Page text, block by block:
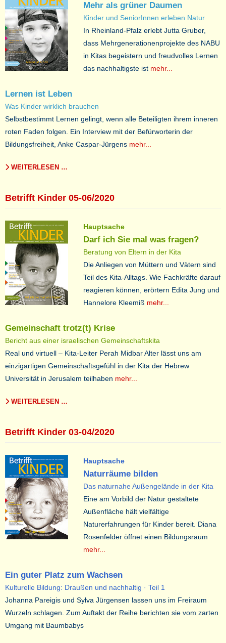
Mehr als grüner Daumen
Kinder und SeniorInnen erleben Natur
In Rheinland-Pfalz erlebt Jutta Gruber,
dass Mehrgenerationenprojekte des NABU
in Kitas begeistern und freudvolles Lernen
das nachhaltigste ist mehr...
Lernen ist Leben
Was Kinder wirklich brauchen
Selbstbestimmt Lernen gelingt, wenn alle Beteiligten ihrem inneren
roten Faden folgen. Ein Interview mit der Befürworterin der
Bildungsfreiheit, Anke Caspar-Jürgens mehr...
WEITERLESEN …
Betrifft Kinder 05-06/2020
Hauptsache
Darf ich Sie mal was fragen?
Beratung von Eltern in der Kita
Die Anliegen von Müttern und Vätern sind
Teil des Kita-Alltags. Wie Fachkräfte darauf
reagieren können, erörtern Edita Jung und
Hannelore Kleemiß mehr...
Gemeinschaft trotz(t) Krise
Bericht aus einer israelischen Gemeinschaftskita
Real und virtuell – Kita-Leiter Perah Midbar Alter lässt uns am
einzigartigen Gemeinschaftsgefühl in der Kita der Hebrew
Universität in Jerusalem teilhaben mehr...
WEITERLESEN …
Betrifft Kinder 03-04/2020
Hauptsache
Naturräume bilden
Das naturnahe Außengelände in der Kita
Eine am Vorbild der Natur gestaltete
Außenfläche hält vielfältige
Naturerfahrungen für Kinder bereit. Diana
Rosenfelder öffnet einen Bildungsraum
mehr...
Ein guter Platz zum Wachsen
Kulturelle Bildung: Draußen und nachhaltig · Teil 1
Johanna Pareigis und Sylva Jürgensen lassen uns im Freiraum
Wurzeln schlagen. Zum Auftakt der Reihe berichten sie vom zarten
Umgang mit Baumbabys